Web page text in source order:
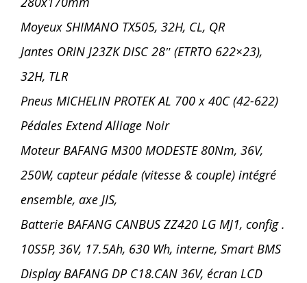
Moyeux SHIMANO TX505, 32H, CL, QR
Jantes ORIN J23ZK DISC 28″ (ETRTO 622×23),
32H, TLR
Pneus MICHELIN PROTEK AL 700 x 40C (42-622)
Pédales Extend Alliage Noir
Moteur BAFANG M300 MODESTE 80Nm, 36V,
250W, capteur pédale (vitesse & couple) intégré
ensemble, axe JIS,
Batterie BAFANG CANBUS ZZ420 LG MJ1, config .
10S5P, 36V, 17.5Ah, 630 Wh, interne, Smart BMS
Display BAFANG DP C18.CAN 36V, écran LCD